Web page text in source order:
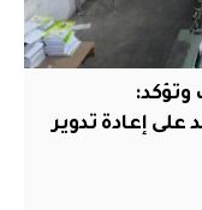
وتؤكد:
إعادة تدوير